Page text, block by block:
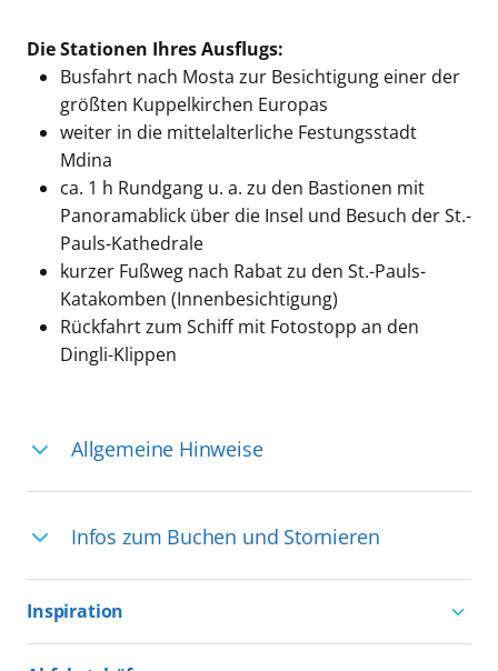
Die Stationen Ihres Ausflugs:
Busfahrt nach Mosta zur Besichtigung einer der
größten Kuppelkirchen Europas
weiter in die mittelalterliche Festungsstadt
Mdina
ca. 1 h Rundgang u. a. zu den Bastionen mit
Panoramablick über die Insel und Besuch der St.-
Pauls-Kathedrale
kurzer Fußweg nach Rabat zu den St.-Pauls-
Katakomben (Innenbesichtigung)
Rückfahrt zum Schiff mit Fotostopp an den
Dingli-Klippen
Allgemeine Hinweise
Deutschsprachige Reiseleiter:innen sind
in vielen Regionen verfügbar, aber in
einigen Ländern selten, sodass dort
englischsprachige Expert:innen die
Infos zum Buchen und Stornieren
entweder bereits vor der Reise bis kurz
Inspiration
Aktivurlaub mit AIDA